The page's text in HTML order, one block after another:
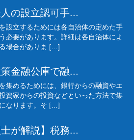
の設立認可手...
設立するためには各自治体の定めた手
必要があります。詳細は各自治体によ
場合がありま […]
金融公庫で融...
集めるためには、銀行からの融資やエ
資家からの投資などといった方法で集
なります。そ […]
士が解説】税務...